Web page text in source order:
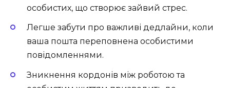
особистих, що створює зайвий стрес.
Легше забути про важливі дедлайни, коли
ваша пошта переповнена особистими
повідомленнями.
Зникнення кордонів між роботою та